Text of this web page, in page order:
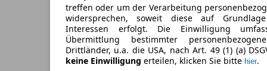
treffen oder um der Verarbeitung
widersprechen, soweit diese auf
Interessen erfolgt. Die Einwilligung
Übermittlung bestimmter
Drittländer, u.a. die USA, nach Art. 49 (1) (a)
keine Einwilligung erteilen, klicken Sie bitte hier.